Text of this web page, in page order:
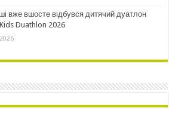
вже вшосте відбувся дитячий дуатлон
Duathlon 2026